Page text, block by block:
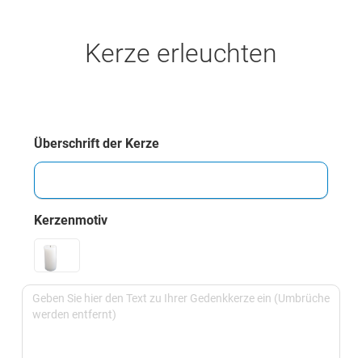
Kerze erleuchten
Überschrift der Kerze
Kerzenmotiv